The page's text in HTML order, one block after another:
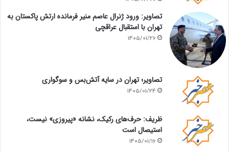
تصاویر: ورود ژنرال عاصم منیر فرمانده ارتش پاکستان به
تهران با استقبال عراقچی
1405/01/26
تصاویر؛ تهران در سایه آتش‌بس و سوگواری
1405/01/24
ظریف: حرف‌های رکیک، نشانه «پیروزی» نیست،
استیصال است
1405/01/16